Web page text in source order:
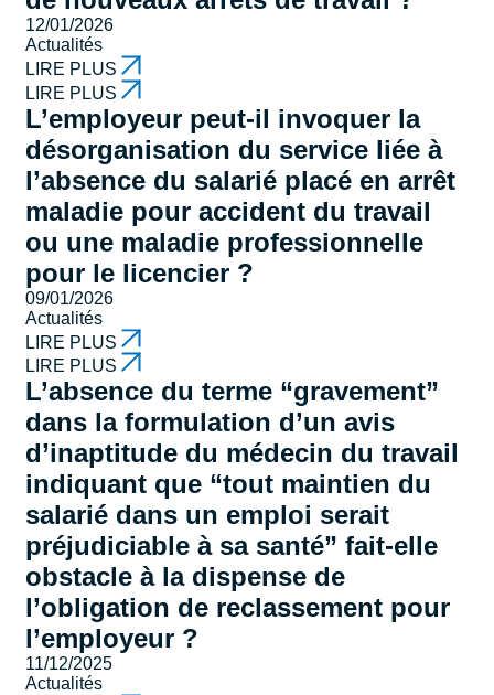
12/01/2026
Actualités
LIRE PLUS
LIRE PLUS
L’employeur peut-il invoquer la
désorganisation du service liée à
l’absence du salarié placé en arrêt
maladie pour accident du travail
ou une maladie professionnelle
pour le licencier ?
09/01/2026
Actualités
LIRE PLUS
LIRE PLUS
L’absence du terme “gravement”
dans la formulation d’un avis
d’inaptitude du médecin du travail
indiquant que “tout maintien du
salarié dans un emploi serait
préjudiciable à sa santé” fait-elle
obstacle à la dispense de
l’obligation de reclassement pour
l’employeur ?
11/12/2025
Actualités